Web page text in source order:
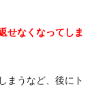
せなくなってしま
まうなど、後にト